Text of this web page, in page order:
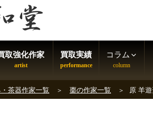
取強化作家 買取実績 コラム
茶器作家一覧 棗の作家一覧 原 羊